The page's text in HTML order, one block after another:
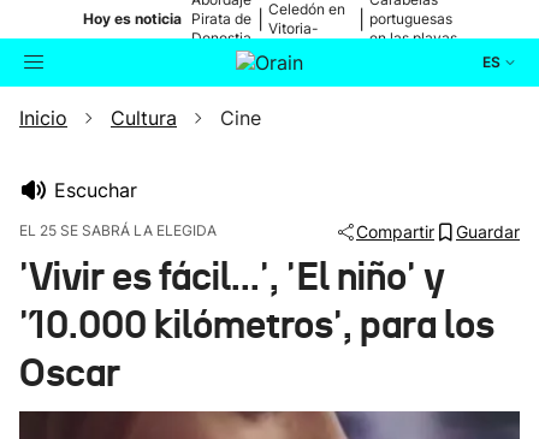
Hoy es noticia Pirata de
Donostia
Celedón en
Vitoria-
portuguesas
en las playas
ES
Buscador Actualidad
Ikusmiran
Inicio Cultura Cine
Escuchar
EL 25 SE SABRÁ LA ELEGIDA Compartir Guardar
'Vivir es fácil...', 'El niño' y
'10.000 kilómetros', para los
Oscar